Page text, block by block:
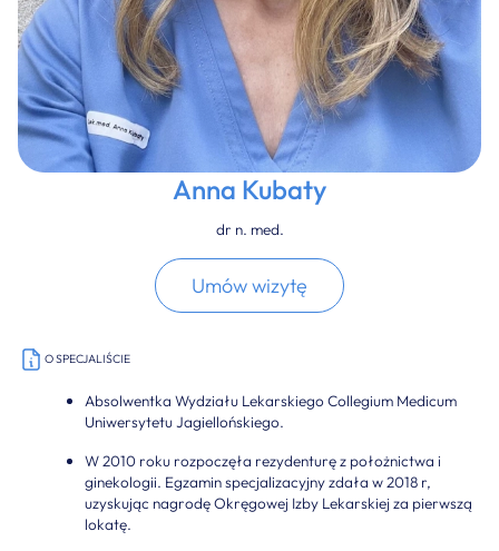
Anna Kubaty
dr n. med.
Umów wizytę
O SPECJALIŚCIE
Absolwentka Wydziału Lekarskiego Collegium Medicum
Uniwersytetu Jagiellońskiego.
W 2010 roku rozpoczęła rezydenturę z położnictwa i
ginekologii. Egzamin specjalizacyjny zdała w 2018 r,
uzyskując nagrodę Okręgowej Izby Lekarskiej za pierwszą
lokatę.